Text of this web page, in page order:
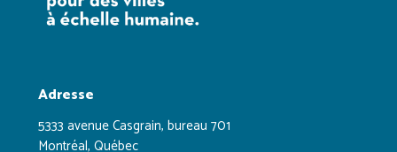
Adresse
5333 avenue Casgrain, bureau 701
Montréal, Québec